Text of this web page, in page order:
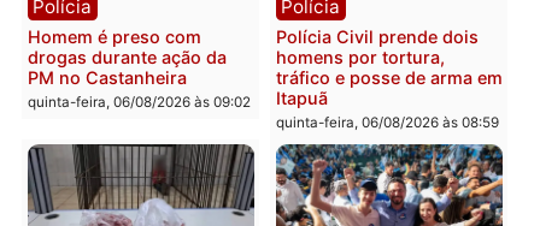
Policiais militares
recuperam moto furtada e
prendem trio na zona
Leste
quinta-feira, 06/08/2026 às 09:28
Jovem é encontrado
na Rua dos Cravos e
é investigado pela
em RO
quinta-feira, 06/08/2026 às